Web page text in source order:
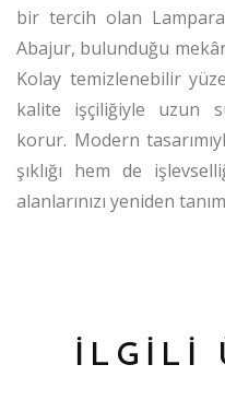
bir tercih olan
Abajur, bulunduğu
Kolay temizlenebilir
kalite işçiliğiyle uzun
korur. Modern
şıklığı hem de
alanlarınızı yeniden
İLGİLİ